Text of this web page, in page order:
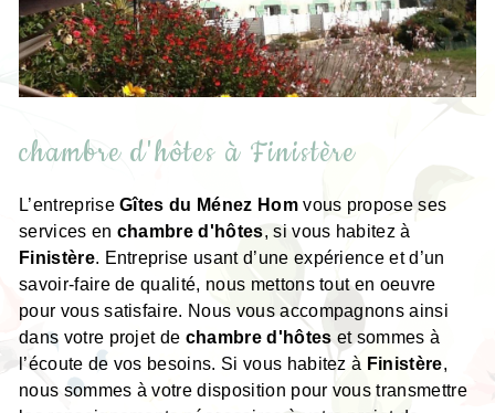
chambre d'hôtes à Finistère
L’entrepriseGîtes du Ménez Homvous propose ses
services en chambre d'hôtes, si vous habitez à
Finistère. Entreprise usant d’une expérience et d’un
savoir-faire de qualité, nous mettons tout en oeuvre
pour vous satisfaire. Nous vous accompagnons ainsi
dans votre projet de chambre d'hôtes et sommes à
l’écoute de vos besoins. Si vous habitez à Finistère,
nous sommes à votre disposition pour vous transmettre